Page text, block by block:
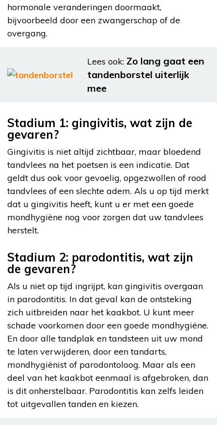
hormonale veranderingen doormaakt,
bijvoorbeeld door een zwangerschap of de
overgang.
Lees ook: Zo lang gaat een
tandenborstel uiterlijk
mee
Stadium 1: gingivitis, wat zijn de
gevaren?
Gingivitis is niet altijd zichtbaar, maar bloedend
tandvlees na het poetsen is een indicatie. Dat
geldt dus ook voor gevoelig, opgezwollen of rood
tandvlees of een slechte adem. Als u op tijd merkt
dat u gingivitis heeft, kunt u er met een goede
mondhygiëne nog voor zorgen dat uw tandvlees
herstelt.
Stadium 2: parodontitis, wat zijn
de gevaren?
Als u niet op tijd ingrijpt, kan gingivitis overgaan
in parodontitis. In dat geval kan de ontsteking
zich uitbreiden naar het kaakbot. U kunt meer
schade voorkomen door een goede mondhygiëne.
En door alle tandplak en tandsteen uit uw mond
te laten verwijderen, door een tandarts,
mondhygiënist of parodontoloog. Maar als een
deel van het kaakbot eenmaal is afgebroken, dan
is dit onherstelbaar. Parodontitis kan zelfs leiden
tot uitgevallen tanden en kiezen.